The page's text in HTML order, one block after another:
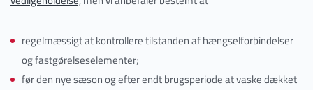
regelmæssigt at kontrollere tilstanden af hængselforbindelser
og fastgørelseselementer;
før den nye sæson og efter endt brugsperiode at vaske dækket